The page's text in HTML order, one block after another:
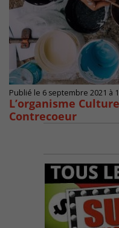
Publié le 6 septembre 2021 à
L’organisme
Contrecoeur